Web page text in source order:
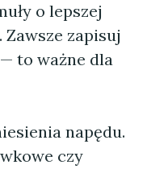
o lepszej
zapisuj
to ważne dla
napędu.
czy